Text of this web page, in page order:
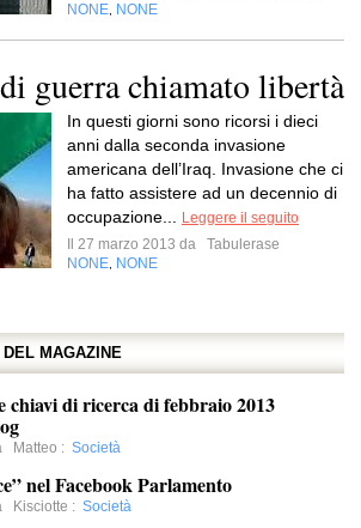
NONE NONE
guerra chiamato libertà
In questi giorni sono ricorsi i dieci
anni dalla seconda invasione
americana dell’Iraq. Invasione che ci
ha fatto assistere ad un decennio di
occupazione...
Leggere il seguito
Il 27 marzo 2013 da
Tabulerase
NONE NONE
MAGAZINE
di ricerca di febbraio 2013
Matteo : Società
nel Facebook Parlamento
Kisciotte : Società